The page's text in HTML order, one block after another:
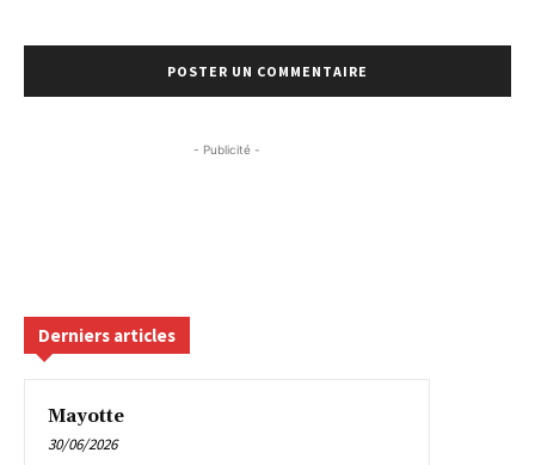
- Publicité -
Derniers articles
Mayotte
30/06/2026